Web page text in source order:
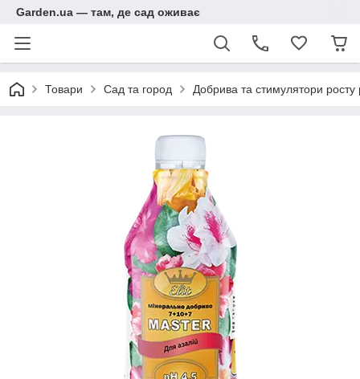
Garden.ua — там, де сад оживає
Товари Сад та город Добрива та стимулятори росту